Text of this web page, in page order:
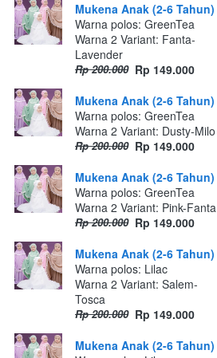
Mukena Anak (2-6 Tahun)
Warna polos: GreenTea
Warna 2 Variant: Fanta-
Lavender
Rp 200.000 Rp 149.000
Mukena Anak (2-6 Tahun)
Warna polos: GreenTea
Warna 2 Variant: Dusty-Milo
Rp 200.000 Rp 149.000
Mukena Anak (2-6 Tahun)
Warna polos: GreenTea
Warna 2 Variant: Pink-Fanta
Rp 200.000 Rp 149.000
Mukena Anak (2-6 Tahun)
Warna polos: Lilac
Warna 2 Variant: Salem-
Tosca
Rp 200.000 Rp 149.000
Mukena Anak (2-6 Tahun)